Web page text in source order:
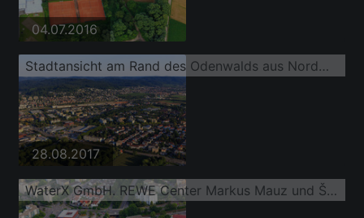
04.07.2016
Stadtansicht am Rand des Odenwalds aus Nordwesten mit Mannheime Straße und REWE Center Markus Mauz
28.08.2017
WaterX GmbH. REWE Center Markus Mauz und ŠKODA Autohaus Weinheim - Autowelt Ebert